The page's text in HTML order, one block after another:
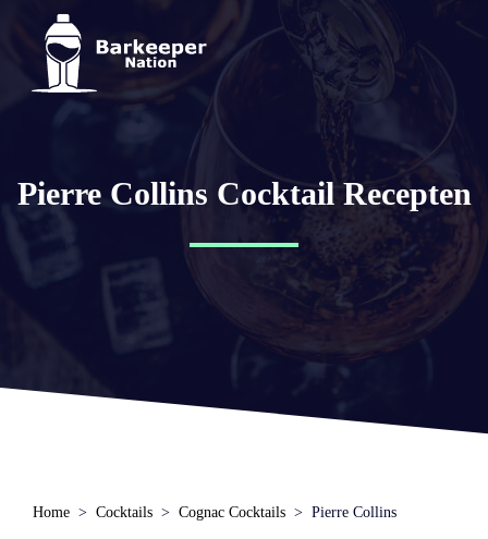
Pierre Collins Cocktail Recepten
Home Cocktails Cognac Cocktails Pierre Collins